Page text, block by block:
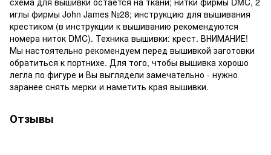
иглы фирмы John James №28; инструкцию для вышивания
крестиком (в инструкции к вышиванию рекомендуются
номера ниток DMC). Техника вышивки: крест. ВНИМАНИЕ!
Мы настоятельно рекомендуем перед вышивкой заготовки
обратиться к портнихе. Для того, чтобы вышивка хорошо
легла по фигуре и Вы выглядели замечательно - нужно
заранее снять мерки и наметить края вышивки.
Отзывы